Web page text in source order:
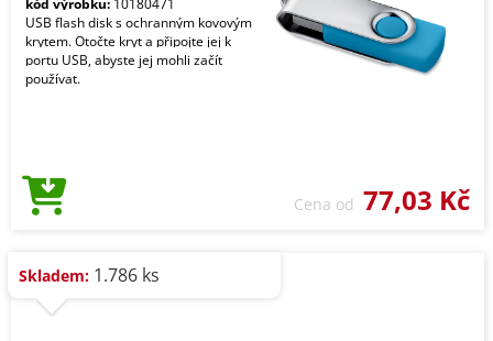
kód výrobku: 10180471
USB flash disk s ochranným kovovým
krytem. Otočte kryt a připojte jej k
portu USB, abyste jej mohli začít
používat.
Cena od 77,03 Kč
Skladem: 1.786 ks